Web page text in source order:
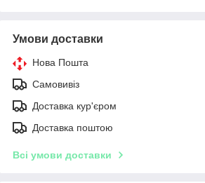
Умови доставки
Нова Пошта
Самовивіз
Доставка кур'єром
Доставка поштою
Всі умови доставки